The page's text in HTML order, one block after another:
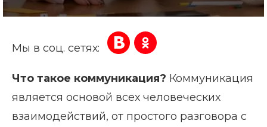
Мы в соц. сетях:
Что такое коммуникация? Коммуникация
является основой всех человеческих
взаимодействий, от простого разговора с